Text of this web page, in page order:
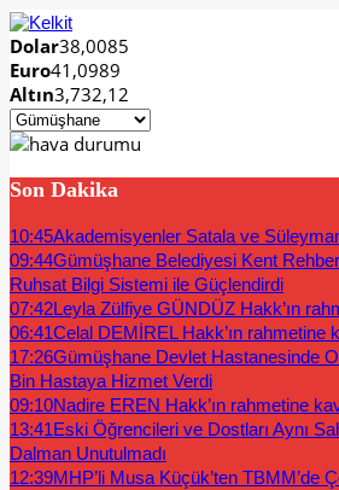
Dolar38,0085
Euro41,0989
Altın3,732,12
Son Dakika
10:45Akademisyenler Satala ve
09:44Gümüşhane Belediyesi Kent
Ruhsat Bilgi Sistemi ile Güçlendirdi
07:42Leyla Zülfiye GÜNDÜZ Hakk’ın
06:41Celal DEMİREL Hakk’ın rahmetine
17:26Gümüşhane Devlet Hastanesinde
Bin Hastaya Hizmet Verdi
09:10Nadire EREN Hakk’ın rahmetine
13:41Eski Öğrencileri ve Dostları Aynı
Dalman Unutulmadı
12:39MHP’li Musa Küçük’ten TBMM’de